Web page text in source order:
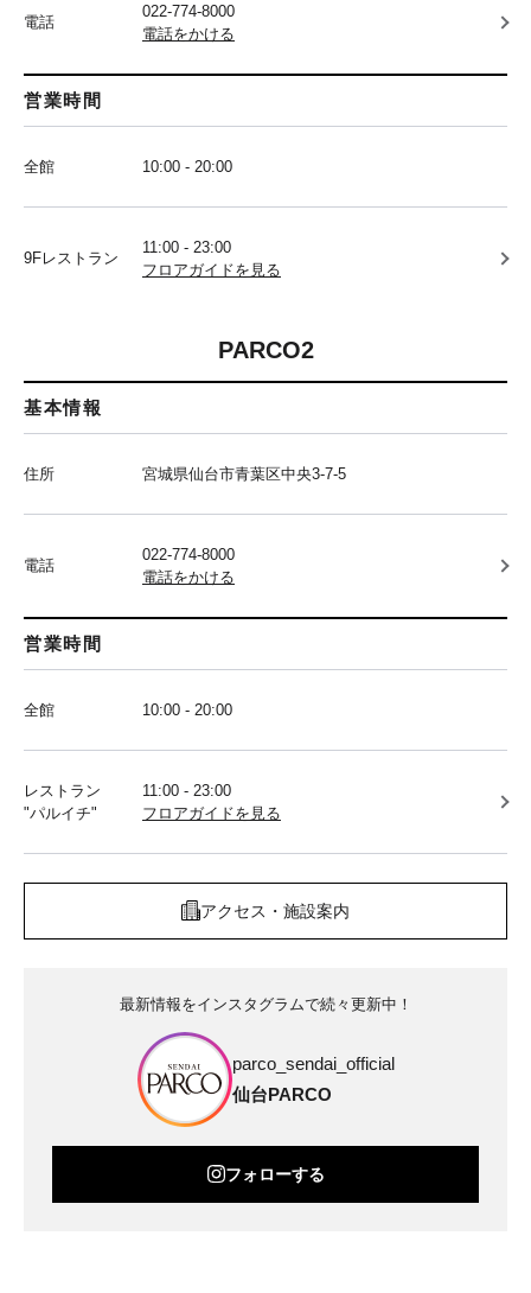
電話
022-774-8000
電話をかける
営業時間
全館 10:00 - 20:00
9Fレストラン
11:00 - 23:00
フロアガイドを見る
PARCO2
基本情報
住所 宮城県仙台市青葉区中央3-7-5
電話
022-774-8000
電話をかける
営業時間
全館 10:00 - 20:00
レストラン
"パルイチ"
11:00 - 23:00
フロアガイドを見る
アクセス・施設案内
最新情報をインスタグラムで続々更新中！
parco_sendai_official
仙台PARCO
フォローする